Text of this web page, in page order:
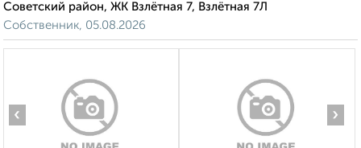
Советский район, ЖК Взлётная 7, Взлётная 7Л
Собственник, 05.08.2026
‹ ›